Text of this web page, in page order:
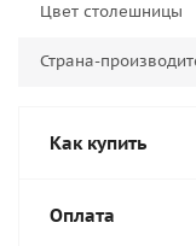
Цвет столешницы
Страна-
Как купить
Оплата